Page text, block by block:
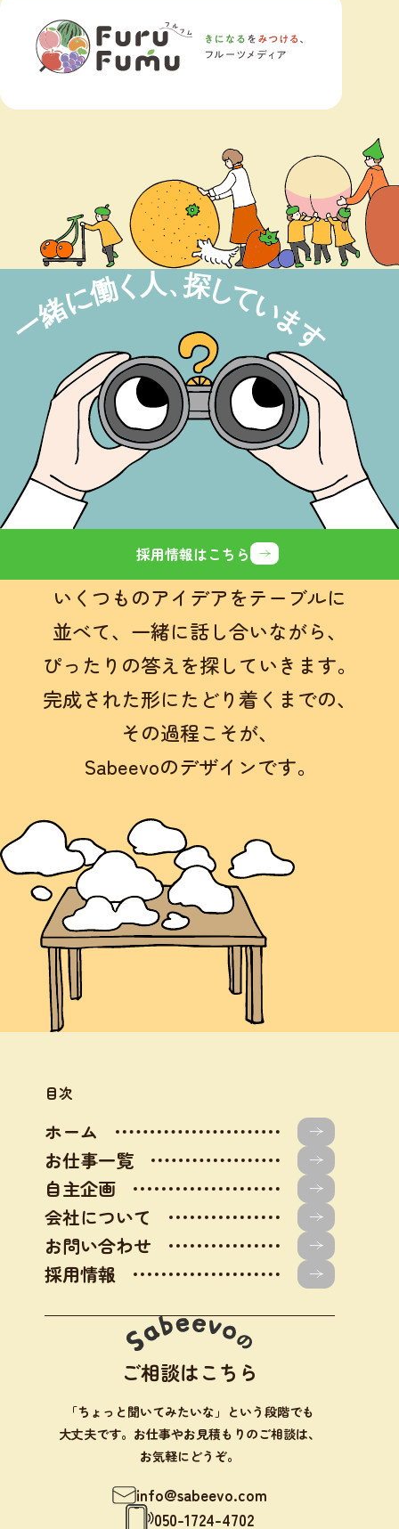
採用情報はこちら
いくつものアイデアをテーブルに
並べて、 一緒に話し合いながら、
ぴったりの答えを探していきます。
完成された形にたどり着くまでの、
その過程こそが、
Sabeevoのデザインです。
目次
ホーム
お仕事一覧
自主企画
会社について
お問い合わせ
採用情報
ご相談はこちら
「ちょっと聞いてみたいな」という段階でも
大丈夫です。お仕事やお見積もりのご相談は、
お気軽にどうぞ。
info@sabeevo.com
050-1724-4702